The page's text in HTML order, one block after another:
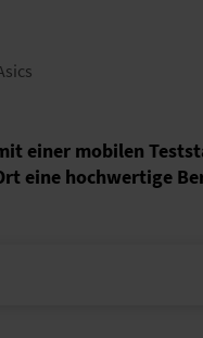
einer mobilen
eine hochwertige